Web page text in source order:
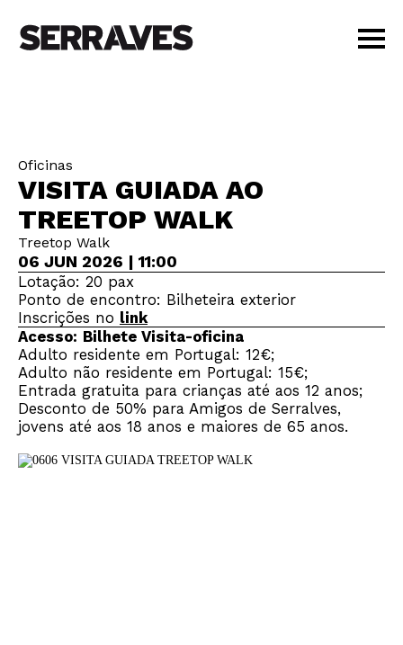
LOJA
PT | EN
BILHETES
AMIGOS
Oficinas
VISITA GUIADA AO
TREETOP WALK
Treetop Walk
06 JUN 2026 | 11:00
Lotação: 20 pax
Ponto de encontro: Bilheteira exterior
Inscrições no link
Acesso: Bilhete Visita-oficina
Adulto residente em Portugal: 12€;
Adulto não residente em Portugal: 15€;
Entrada gratuita para crianças até aos 12 anos;
Desconto de 50% para Amigos de Serralves,
jovens até aos 18 anos e maiores de 65 anos.